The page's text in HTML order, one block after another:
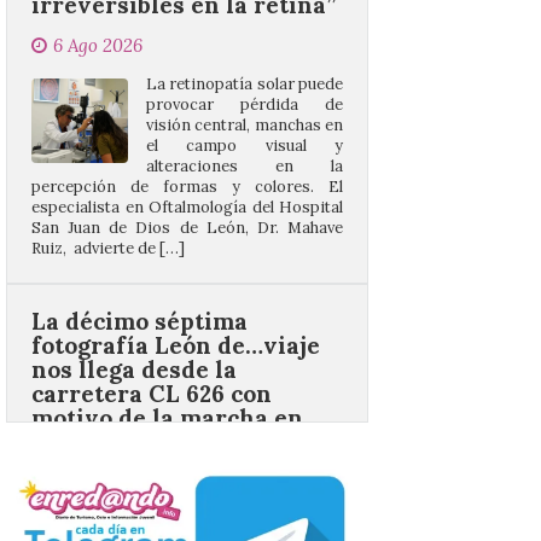
provocar pérdida de
alteraciones en la
percepción de formas y colores. El
especialista en Oftalmología del Hospital
San Juan de Dios de León, Dr. Mahave
Ruiz, advierte de […]
La décimo séptima
fotografía León de…viaje
motivo de la marcha en
defensa de FEVE
6 Ago 2026
Nueva edición de León
juvenil de la Asociación
Enróllate, la Asociación
Conceyu País Llionés y el Diario de